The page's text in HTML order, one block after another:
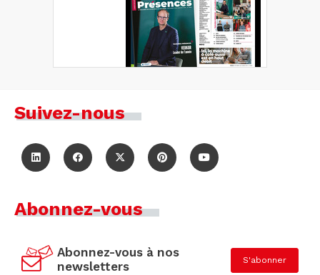
Suivez-nous
Abonnez-vous
Abonnez-vous à nos
newsletters
S'abonner